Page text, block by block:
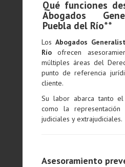
Qué funciones
Abogados
Puebla del Río**
LosAbogados
Río ofrecen
múltiples áreas del
punto de referencia
cliente.
Su labor abarca tanto
como la representación
judiciales y extrajudiciales.
Asesoramiento